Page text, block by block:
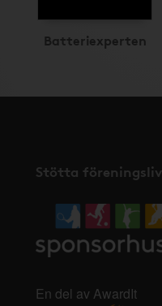
Batteriexperten
Stötta
En del av AwardIt